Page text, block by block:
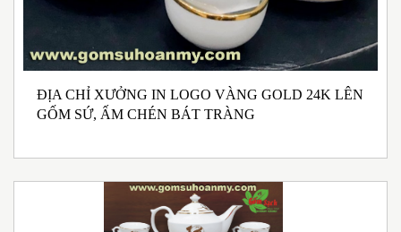
ĐỊA CHỈ XƯỞNG IN LOGO VÀNG GOLD 24K LÊN
GỐM SỨ, ẤM CHÉN BÁT TRÀNG